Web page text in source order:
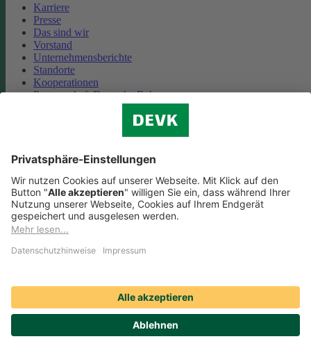
Karriere
Presse
Das sind wir
Vorstand
Unternehmensberichte
Standorte
Kooperationen
Partnerschaft Deutsche Bahn
Cookie-Einstellungen
Datenschutz
Impressum
Streitbeilegung
Nutzungshinweise
Compliance
Social Media Icons sowie Verlinkungen, die mit
sind, führen auf externe Seiten. Die DEVK ist für die dortigen